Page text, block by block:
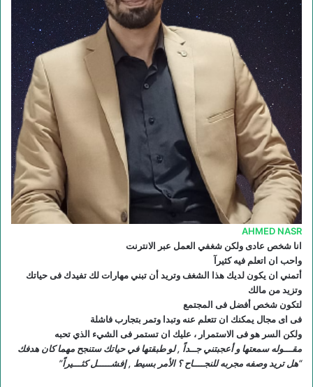
ا
م
م
و
ق
AHMED NASR
انا شخص عادى ولكن شغفي العمل عبر الانترنت
واحب ان اتعلم فيه كثيرآ
أتمني ان يكون لديك هذا الشغف وتريد أن تبني مهارات لك تفيدك فى حياتك
وتزيد من مالك
لتكون شخص أفضل فى المجتمع
فى اى مجال يمكنك ان تتعلم عنه وتبدا وتمر بتجارب فاشلة
ولكن السر هو فى الاستمرار ، عليك ان تستمر فى الشيء الذي تحبه
مقـــوله سمعتها و أعجبتني جــداً , لو طبقتها في حياتك ستنجح مهما كان هدفك
“هل تريد وصفه مجربه للنجــــاح ؟ الأمر بسيط , إفشـــــل كثـــيراً”